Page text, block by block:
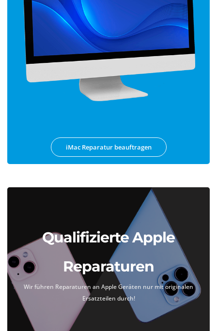
iMac Reparatur beauftragen
Qualifizierte Apple
Reparaturen
Wir führen Reparaturen an Apple Geräten nur mit originalen
Ersatzteilen durch!